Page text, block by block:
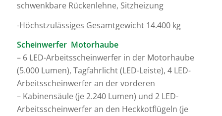
schwenkbare Rückenlehne, Sitzheizung
-Höchstzulässiges Gesamtgewicht 14.400 kg
Scheinwerfer Motorhaube
– 6 LED-Arbeitsscheinwerfer in der Motorhaube
(5.000 Lumen), Tagfahrlicht (LED-Leiste), 4 LED-
Arbeitsscheinwerfer an der vorderen
– Kabinensäule (je 2.240 Lumen) und 2 LED-
Arbeitsscheinwerfer an den Heckkotflügeln (je